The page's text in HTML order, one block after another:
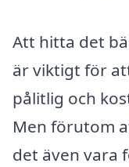
Att hitta det
är viktigt för
pålitlig och
Men förutom
det även vara